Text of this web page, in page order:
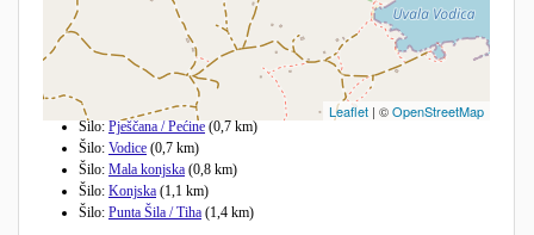
Leaflet | ©OpenStreetMap
Andere Strände in der Nähe
Šilo: Pješčana / Pećine (0,7 km)
Šilo: Vodice (0,7 km)
Šilo: Mala konjska (0,8 km)
Šilo: Konjska (1,1 km)
Šilo: Punta Šila / Tiha (1,4 km)